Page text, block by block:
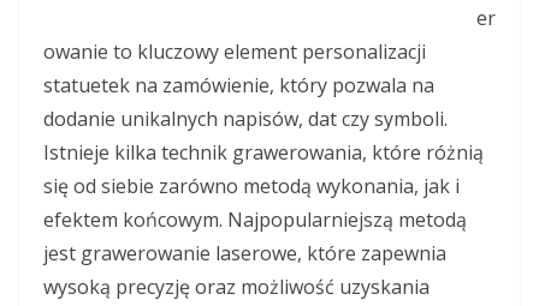
er
owanie to kluczowy element personalizacji
statuetek na zamówienie, który pozwala na
dodanie unikalnych napisów, dat czy symboli.
Istnieje kilka technik grawerowania, które różnią
się od siebie zarówno metodą wykonania, jak i
efektem końcowym. Najpopularniejszą metodą
jest grawerowanie laserowe, które zapewnia
wysoką precyzję oraz możliwość uzyskania